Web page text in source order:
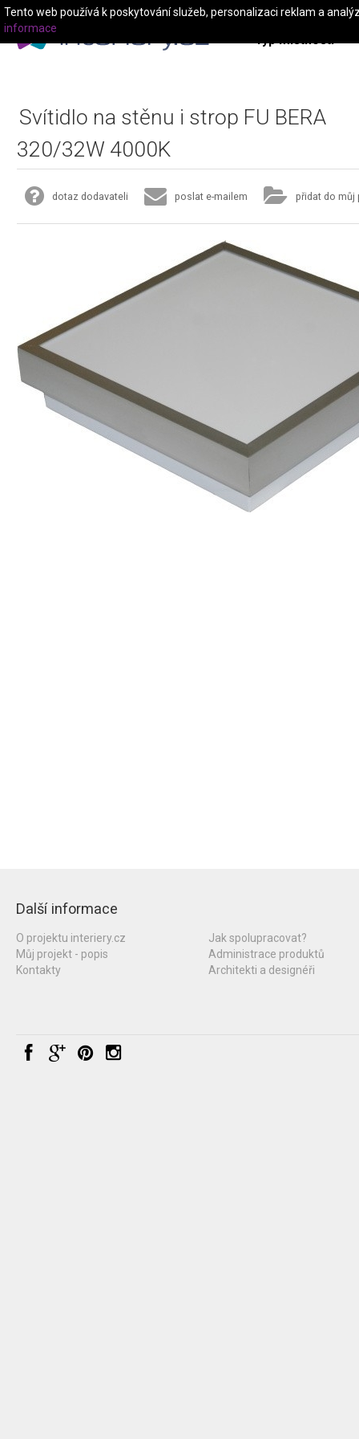
Typ místnosti
Svítidlo na stěnu i strop FU BERA
320/32W 4000K
dotaz dodavateli poslat e-mailem přidat do můj
Další informace
O projektu interiery.cz
Můj projekt - popis
Kontakty
Jak spolupracovat?
Administrace produktů
Architekti a designéři
Tento web používá k poskytování služeb, personalizaci reklam a
informace